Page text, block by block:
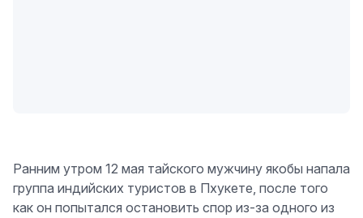
Ранним утром 12 мая тайского мужчину якобы напала
группа индийских туристов в Пхукете, после того
как он попытался остановить спор из-за одного из